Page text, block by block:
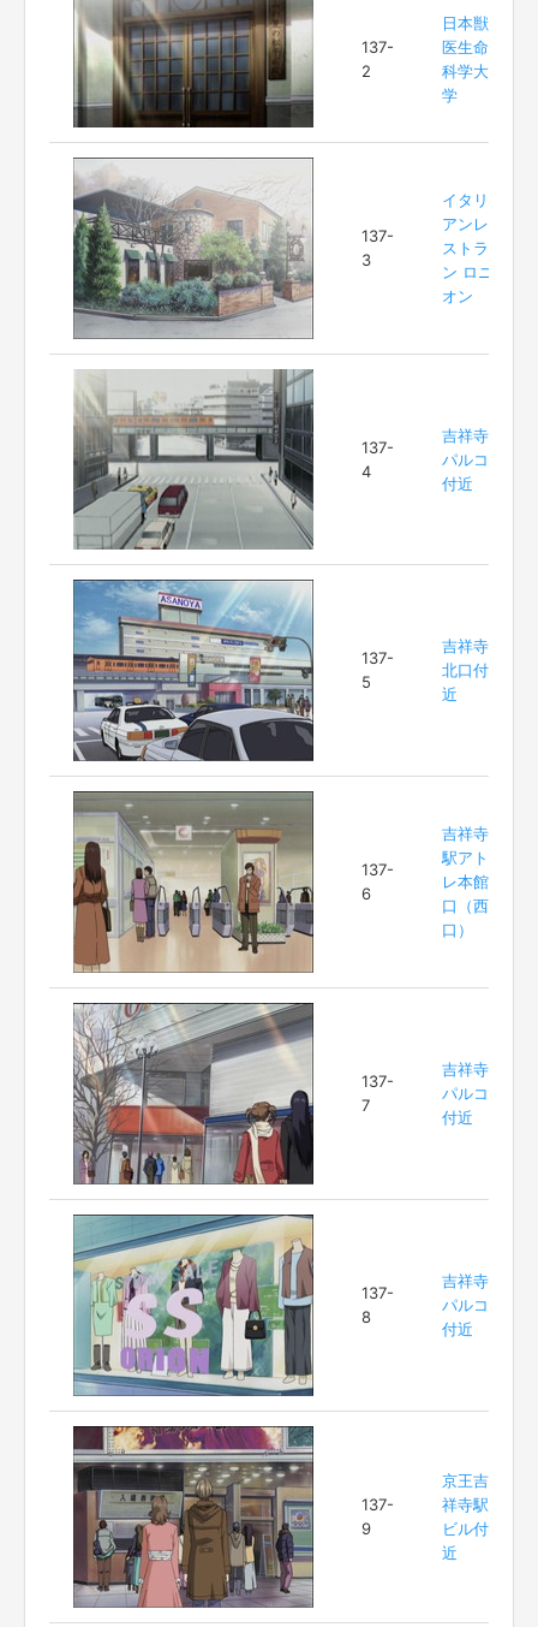
137-
2
日本獣
医生命
科学大
学
137-
3
イタリ
アンレ
ストラ
ン ロニ
オン
137-
4
吉祥寺
パルコ
付近
137-
5
吉祥寺
北口付
近
137-
6
吉祥寺
駅アト
レ本館
口（西
口）
137-
7
吉祥寺
パルコ
付近
137-
8
吉祥寺
パルコ
付近
137-
9
京王吉
祥寺駅
ビル付
近